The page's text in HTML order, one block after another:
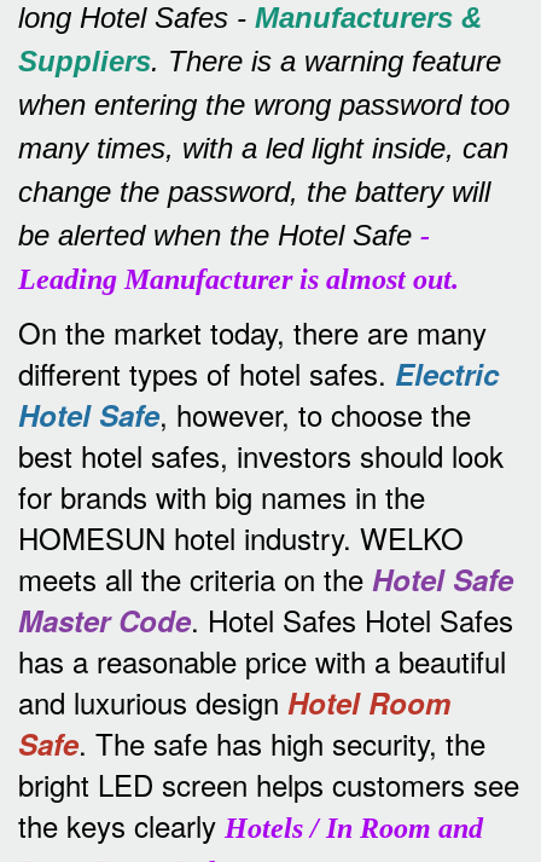
long Hotel Safes - Manufacturers &
Suppliers. There is a warning feature
when entering the wrong password too
many times, with a led light inside, can
change the password, the battery will
be alerted when the Hotel Safe -
Leading Manufacturer is almost out.
On the market today, there are many
different types of hotel safes. Electric
Hotel Safe, however, to choose the
best hotel safes, investors should look
for brands with big names in the
HOMESUN hotel industry. WELKO
meets all the criteria on the Hotel Safe
Master Code. Hotel Safes Hotel Safes
has a reasonable price with a beautiful
and luxurious design Hotel Room
Safe. The safe has high security, the
bright LED screen helps customers see
the keys clearly Hotels / In Room and